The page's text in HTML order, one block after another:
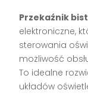
Przekaźnik
elektroniczne,
sterowania
możliwość
To idealne
układów